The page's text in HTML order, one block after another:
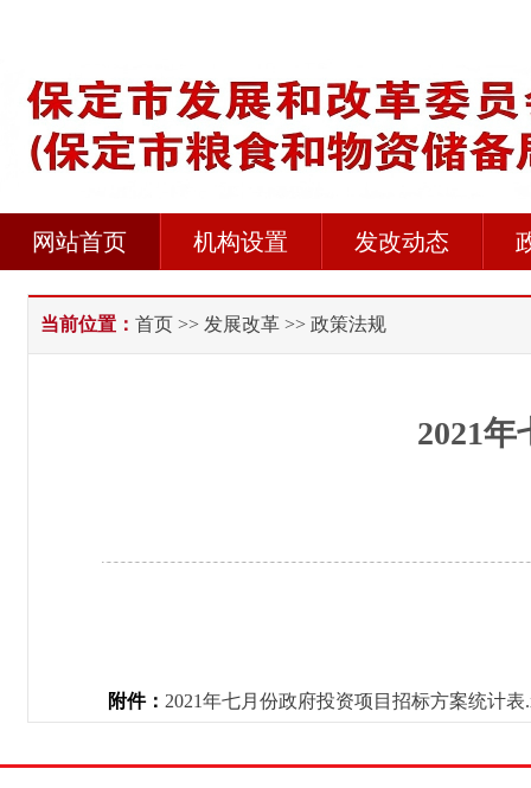
网站首页 机构设置 发改动态
当前位置： 首页 >> 发展改革 >> 政策法规
2021
附件： 2021年七月份政府投资项目招标方案统计表